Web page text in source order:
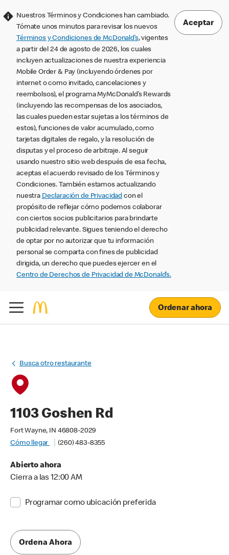
Nuestros Términos y Condiciones han cambiado.
Tómate unos minutos para revisar los nuevos
Términos y Condiciones de McDonald’s, vigentes
a partir del 24 de agosto de 2026, los cuales
incluyen actualizaciones de nuestra experiencia
Mobile Order & Pay (incluyendo órdenes por
internet o como invitado, cancelaciones y
reembolsos), el programa MyMcDonald’s Rewards
(incluyendo las recompensas de los asociados,
las cuales pueden estar sujetas a los términos de
estos), funciones de valor acumulado, como
tarjetas digitales de regalo, y la resolución de
disputas y el proceso de arbitraje. Al seguir
usando nuestro sitio web después de esa fecha,
aceptas el acuerdo revisado de los Términos y
Condiciones. También estamos actualizando
nuestra Declaración de Privacidad con el
propósito de reflejar cómo podemos colaborar
con ciertos socios publicitarios para brindarte
publicidad relevante. Sigues teniendo el derecho
de optar por no autorizar que tu información
personal se comparta con fines de publicidad
dirigida, un derecho que puedes ejercer en el
Centro de Derechos de Privacidad de McDonald’s.
Aceptar
Ordenar ahora
Busca otro restaurante
1103 Goshen Rd
Fort Wayne, IN 46808-2029
Cómo llegar
(260) 483-8355
Abierto ahora
Cierra a las 12:00 AM
Programar como ubicación preferida
Ordena Ahora